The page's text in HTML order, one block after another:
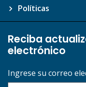
Políticas
Reciba
electrónico
Ingrese su correo